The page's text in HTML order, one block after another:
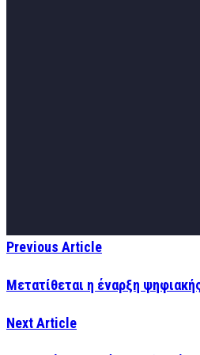
Previous Article
Μετατίθεται η έναρξη
Next Article